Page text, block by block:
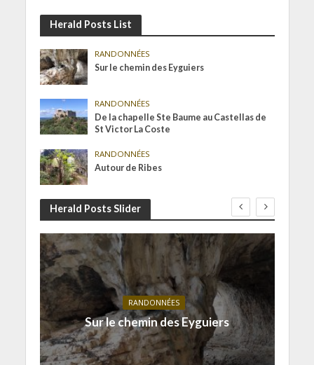
Herald Posts List
RANDONNÉES
Sur le chemin des Eyguiers
RANDONNÉES
De la chapelle Ste Baume au Castellas de
St Victor La Coste
RANDONNÉES
Autour de Ribes
Herald Posts Slider
RANDONNÉES
Sur le chemin des Eyguiers